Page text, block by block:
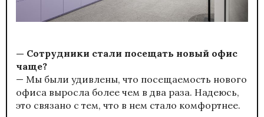
— Сотрудники стали посещать новый офис
чаще?
— Мы были удивлены, что посещаемость нового
офиса выросла более чем в два раза. Надеюсь,
это связано с тем, что в нем стало комфортнее.